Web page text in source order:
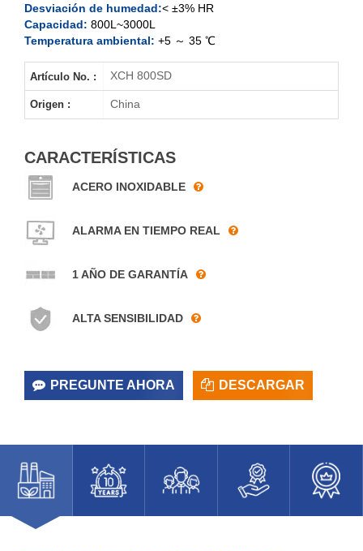
Desviación de humedad:< ±3% HR
Capacidad: 800L~3000L
Temperatura ambiental: +5 ～ 35 ℃
Artículo No. : XCH 800SD
Origen : China
CARACTERÍSTICAS
ACERO INOXIDABLE
ALARMA EN TIEMPO REAL
1 AÑO DE GARANTÍA
ALTA SENSIBILIDAD
PREGUNTE AHORA DESCARGAR